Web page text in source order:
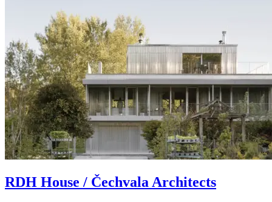
RDH House / Čechvala Architects